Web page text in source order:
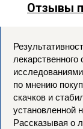
Отзывы
по мнению
скачков и
установленной
Рассказывая о